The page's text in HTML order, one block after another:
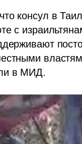
консул в
с
в МИД.